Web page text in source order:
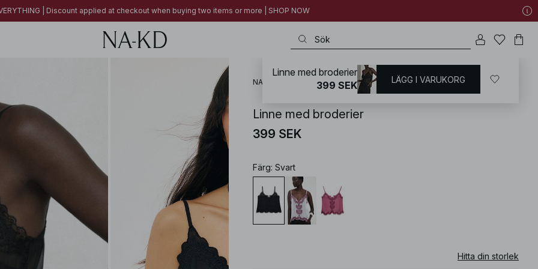
| Discount applied at checkout when buying two items or more | SHOP NOW
NA-KD Sommarkläder / Sommartoppar
Linne med broderier
399 SEK
Färg: Svart
Hitta din storlek
Linne med broderier
399 SEK
LÄGG I VARUKORG